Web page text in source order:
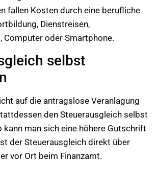
fallen Kosten durch eine berufliche
Dienstreisen,
Computer oder Smartphone.
selbst
auf die antragslose Veranlagung
den Steuerausgleich selbst
kann man sich eine höhere Gutschrift
der Steuerausgleich direkt über
vor Ort beim Finanzamt.